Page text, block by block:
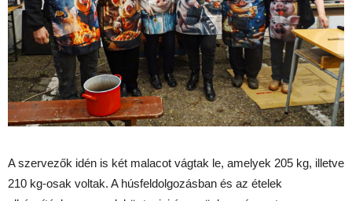
A szervezők idén is két malacot vágtak le, amelyek 205 kg, illetve
210 kg-osak voltak. A húsfeldolgozásban és az ételek